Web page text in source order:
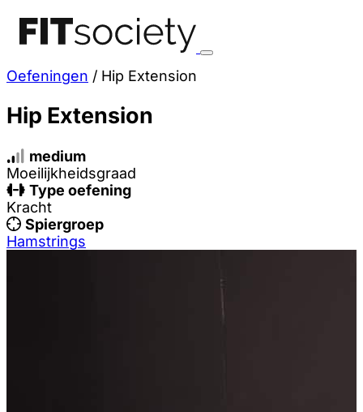
Oefeningen / Hip Extension
Hip Extension
medium
Moeilijkheidsgraad
Type oefening
Kracht
Spiergroep
Hamstrings